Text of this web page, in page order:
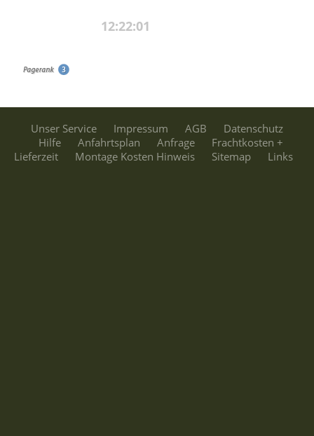
Unser Service Impressum AGB
Datenschutz
Hilfe
Anfahrtsplan Anfrage
Frachtkosten +
Lieferzeit
Montage Kosten Hinweis Sitemap Links